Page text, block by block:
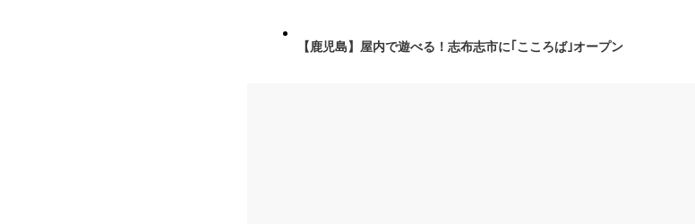
【鹿児島】屋内で遊べる！志布志市に｢こころば｣オープン